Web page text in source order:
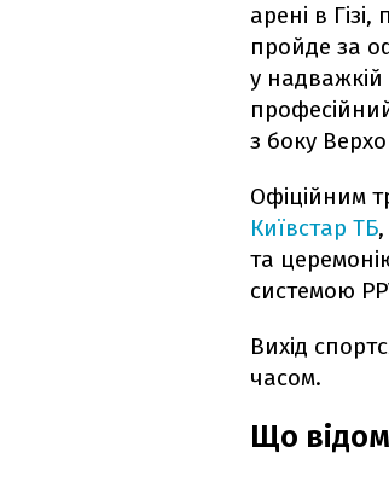
арені в
пройде за
у
з боку
Офіційним
Київстар ТБ
та
системою
Вихід
часом.
Що